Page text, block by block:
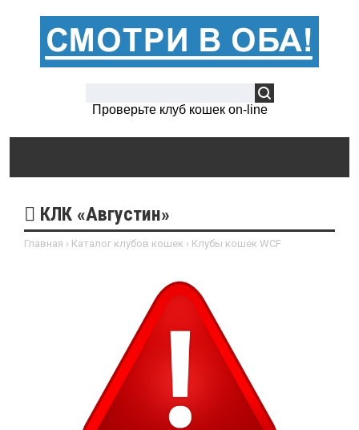
Проверьте клуб кошек on-line
КЛК «Августин»
Главная › Каталог клубов кошек › Клубы кошек WCF